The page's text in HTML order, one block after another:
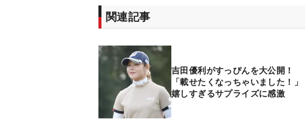
関連記事
吉田優利がすっぴんを大公開！
「載せたくなっちゃいました！」
嬉しすぎるサプライズに感激